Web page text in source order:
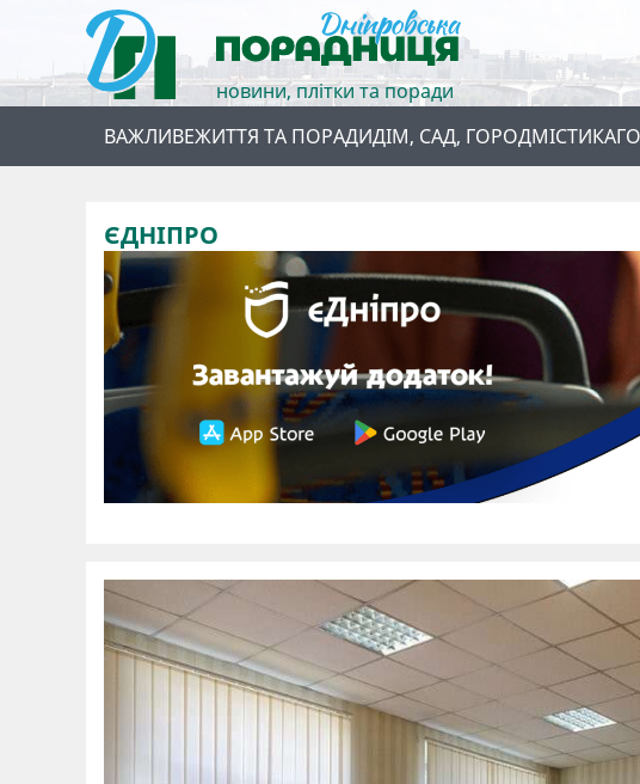
новини, плітки та поради
ВАЖЛИВЕЖИТТЯ ТА ПОРАДИДІМ, САД, ГОРОДМІСТИКА
ЄДНІПРО